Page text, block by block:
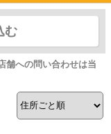
む
舗への問い合わせは当